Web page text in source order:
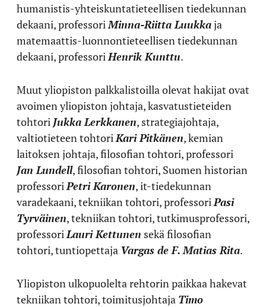
humanistis-yhteiskuntatieteellisen tiedekunnan
dekaani, professori Minna-Riitta Luukkaja
matemaattis-luonnontieteellisen tiedekunnan
dekaani, professori Henrik Kunttu.
Muut yliopiston palkkalistoilla olevat hakijat ovat
avoimen yliopiston johtaja, kasvatustieteiden
tohtori Jukka Lerkkanen, strategiajohtaja,
valtiotieteen tohtori Kari Pitkänen, kemian
laitoksen johtaja, filosofian tohtori, professori
Jan Lundell, filosofian tohtori, Suomen historian
professori Petri Karonen, it-tiedekunnan
varadekaani, tekniikan tohtori, professori Pasi
Tyrväinen, tekniikan tohtori, tutkimusprofessori,
professori Lauri Kettunen sekä filosofian
tohtori, tuntiopettaja Vargas de F. Matias Rita.
Yliopiston ulkopuolelta rehtorin paikkaa hakevat
tekniikan tohtori, toimitusjohtaja Timo